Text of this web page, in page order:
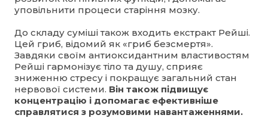
уповільнити процеси старіння мозку.
До складу суміші також входить екстракт Рейші.
Цей гриб, відомий як «гриб безсмертя».
Завдяки своїм антиоксидантним властивостям
Рейші гармонізує тіло та душу, сприяє
зниженню стресу і покращує загальний стан
нервової системи. Він також підвищує
концентрацію і допомагає ефективніше
справлятися з розумовими навантаженнями.